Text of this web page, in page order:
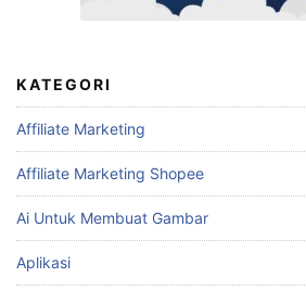
KATEGORI
Affiliate Marketing
Affiliate Marketing Shopee
Ai Untuk Membuat Gambar
Aplikasi